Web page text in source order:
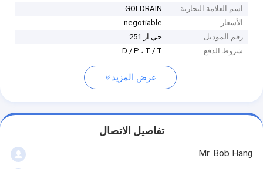
اسم العلامة التجارية
GOLDRAIN
الأسعار
negotiable
رقم الموديل
جي ار 251
شروط الدفع
D / P ، T / T
عرض المزيد
تفاصيل الاتصال
Mr. Bob Hang